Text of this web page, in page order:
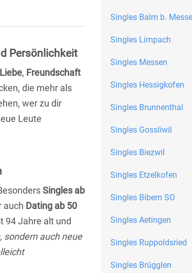
Persönlichkeit
Liebe, Freundschaft
die mehr als
wer zu dir
Leute
Singles ab
auch Dating ab 50
94 Jahre alt und
sondern auch neue
Singles Balm b.
Singles Limpach
Singles Messen
Singles Hessigkofen
Singles Brunnenthal
Singles Gossliwil
Singles Biezwil
Singles Etzelkofen
Singles Bibern SO
Singles Aetingen
Singles Ruppoldsried
Singles Brügglen